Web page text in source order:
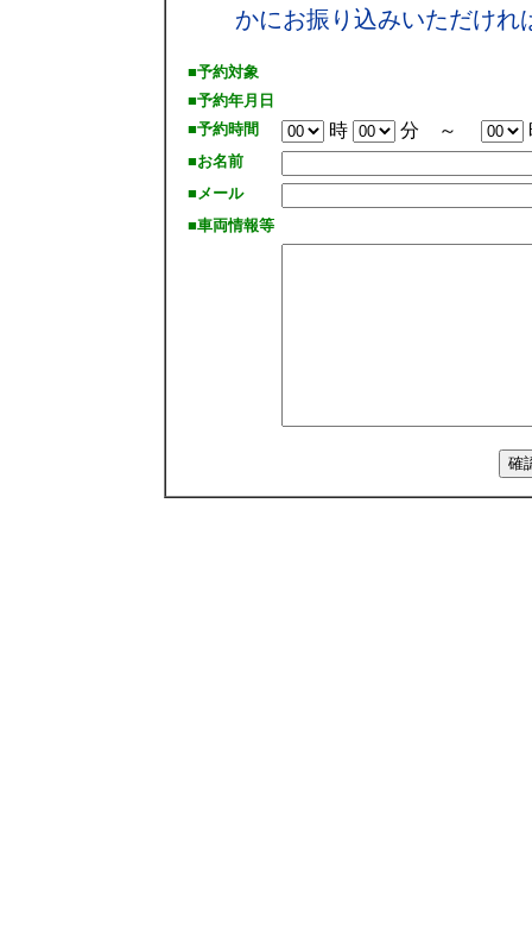
かにお振り込みいただけれ
■予約対象
■予約年月日
■予約時間
時 分 ～
■お名前
■メール
■車両情報等